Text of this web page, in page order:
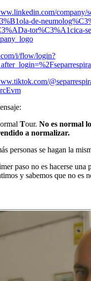
company/
de-
tor%C3%A1cica-
i/flow/login?
ormal Tour. No es normal
a normalizar.
personas se hagan la
paso no es hacerse una
y sabemos que no es